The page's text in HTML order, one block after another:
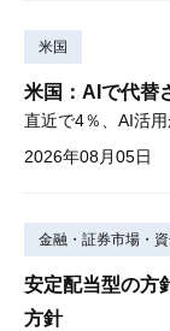
米国
米国：AIで代替
2026年08月05日
金融・証券市場・
安定配当型の方
方針